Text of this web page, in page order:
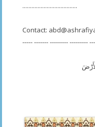
....................................
Contact:
----- ------- --------- ---------